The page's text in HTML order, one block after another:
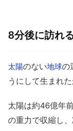
8分後に訪れ
太陽のない地球の
うにして生まれ
太陽は約46億年
の重力で収縮し